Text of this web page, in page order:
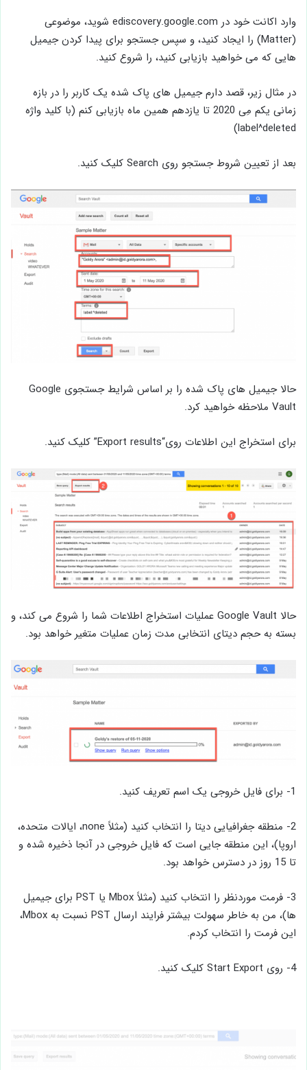
وارد اکانت خود در ediscovery.google.com شوید، موضوعی
(Matter) را ایجاد کنید، و سپس جستجو برای پیدا کردن جیمیل
هایی که می خواهید بازیابی کنید، را شروع کنید.
در مثال زیر، قصد دارم جیمیل های پاک شده یک کاربر را در بازه
زمانی یکم مِی 2020 تا یازدهم همین ماه بازیابی کنم (با کلید واژه
label^deleted)
بعد از تعیین شروط جستجو روی Search کلیک کنید.
حالا جیمیل های پاک شده را بر اساس شرایط جستجوی Google
Vault ملاحظه خواهید کرد.
برای استخراج این اطلاعات روی“Export results” کلیک کنید.
حالا Google Vault عملیات استخراج اطلاعات شما را شروع می کند، و
بسته به حجم دیتای انتخابی مدت زمان عملیات متغیر خواهد بود.
1- برای فایل خروجی یک اسم تعریف کنید.
2- منطقه جغرافیایی دیتا را انتخاب کنید (مثلاً none، ایالات متحده،
اروپا)، این منطقه جایی است که فایل خروجی در آنجا ذخیره شده و
تا 15 روز در دسترس خواهد بود.
3- فرمت موردنظر را انتخاب کنید (مثلاً Mbox یا PST برای جیمیل
ها)، من به خاطر سهولت بیشتر فرایند ارسال PST نسبت به Mbox،
این فرمت را انتخاب کردم.
4- روی Start Export کلیک کنید.